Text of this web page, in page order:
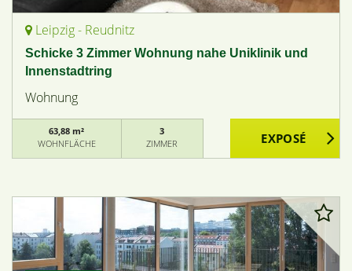
Leipzig - Reudnitz
Schicke 3 Zimmer Wohnung nahe Uniklinik und
Innenstadtring
Wohnung
63,88 m²
WOHNFLÄCHE
3
ZIMMER